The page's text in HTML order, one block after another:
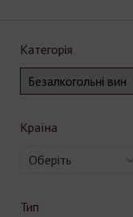
Категорія
Країна
Оберіть
Тип